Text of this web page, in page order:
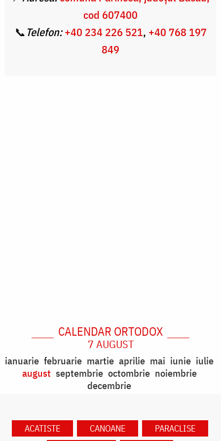
cod 607400
📞 Telefon: +40 234 226 521, +40 768 197
849
CALENDAR ORTODOX
7 AUGUST
ianuarie februarie martie aprilie mai iunie iulie
august septembrie octombrie noiembrie
decembrie
ACATISTE CANOANE
PARACLISE